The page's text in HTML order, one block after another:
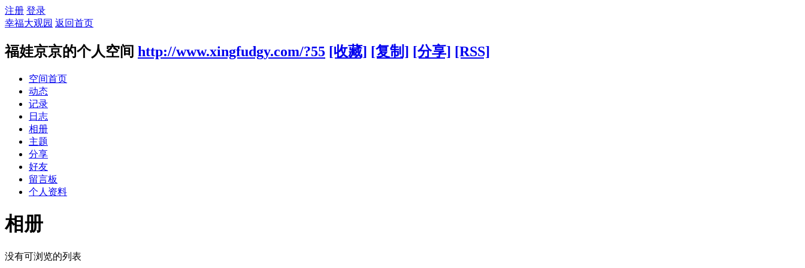
注册 登录
幸福大观园 返回首页
福娃京京的个人空间 http://www.xingfudgy.com/?55 [收藏] [复制] [分享] [RSS]
空间首页
动态
记录
日志
相册
主题
分享
好友
留言板
个人资料
相册
没有可浏览的列表